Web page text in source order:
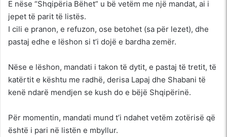
E nëse “Shqipëria Bëhet” u bë vetëm me një mandat, ai i
jepet të parit të listës.
I cili e pranon, e refuzon, ose betohet (sa për lezet), dhe
pastaj edhe e lëshon si t’i dojë e bardha zemër.
Nëse e lëshon, mandati i takon të dytit, e pastaj të tretit, të
katërtit e kështu me radhë, derisa Lapaj dhe Shabani të
kenë ndarë mendjen se kush do e bëjë Shqipërinë.
Për momentin, mandati mund t’i ndahet vetëm zotërisë që
është i pari në listën e mbyllur.